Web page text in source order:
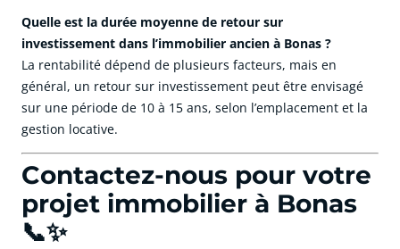
Quelle est la durée moyenne de retour sur
investissement dans l’immobilier ancien à Bonas ?
La rentabilité dépend de plusieurs facteurs, mais en
général, un retour sur investissement peut être envisagé
sur une période de 10 à 15 ans, selon l’emplacement et la
gestion locative.
Contactez-nous pour votre
projet immobilier à Bonas
📞✨